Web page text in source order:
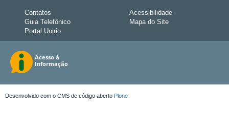
Contatos
Guia Telefônico
Portal Unirio
Acessibilidade
Mapa do Site
Desenvolvido com o CMS de código aberto Plone